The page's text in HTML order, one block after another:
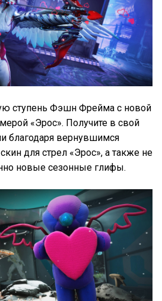
ступень Фэшн Фрейма с новой
«Эрос». Получите в свой
благодаря вернувшимся
для стрел «Эрос», а также не
новые сезонные глифы.